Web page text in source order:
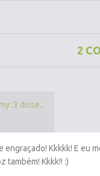
2
:3 disse...
engraçado! Kkkkk! E eu
também! Kkkk!! :)